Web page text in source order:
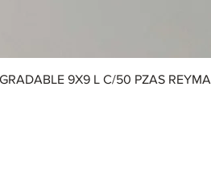
9X9 L C/50 PZAS REYMA